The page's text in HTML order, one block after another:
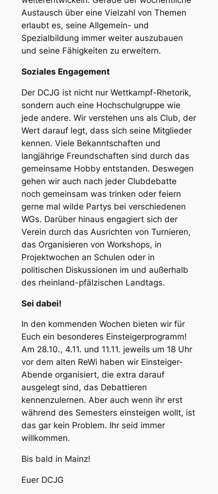
Austausch über eine Vielzahl von Themen
erlaubt es, seine Allgemein- und
Spezialbildung immer weiter auszubauen
und seine Fähigkeiten zu erweitern.
Soziales Engagement
Der DCJG ist nicht nur Wettkampf-Rhetorik,
sondern auch eine Hochschulgruppe wie
jede andere. Wir verstehen uns als Club, der
Wert darauf legt, dass sich seine Mitglieder
kennen. Viele Bekanntschaften und
langjährige Freundschaften sind durch das
gemeinsame Hobby entstanden. Deswegen
gehen wir auch nach jeder Clubdebatte
noch gemeinsam was trinken oder feiern
gerne mal wilde Partys bei verschiedenen
WGs. Darüber hinaus engagiert sich der
Verein durch das Ausrichten von Turnieren,
das Organisieren von Workshops, in
Projektwochen an Schulen oder in
politischen Diskussionen im und außerhalb
des rheinland-pfälzischen Landtags.
Sei dabei!
In den kommenden Wochen bieten wir für
Euch ein besonderes Einsteigerprogramm!
Am 28.10., 4.11. und 11.11. jeweils um 18 Uhr
vor dem alten ReWi haben wir Einsteiger-
Abende organisiert, die extra darauf
ausgelegt sind, das Debattieren
kennenzulernen. Aber auch wenn ihr erst
während des Semesters einsteigen wollt, ist
das gar kein Problem. Ihr seid immer
willkommen.
Bis bald in Mainz!
Euer DCJG